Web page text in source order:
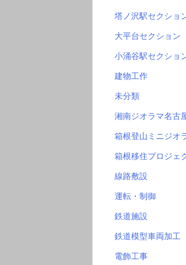
塔ノ沢駅セクショ
大平台セクション
小涌谷駅セクショ
建物工作
未分類
湘南ジオラマ名古
箱根登山ミニジオ
箱根移住プロジェ
線路敷設
運転・制御
鉄道施設
鉄道模型車両加工
電飾工事